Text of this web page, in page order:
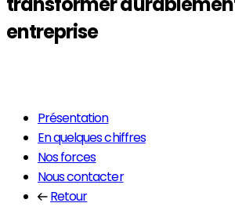
entreprise
Présentation
En quelques chiffres
Nos forces
Nous contacter
Retour